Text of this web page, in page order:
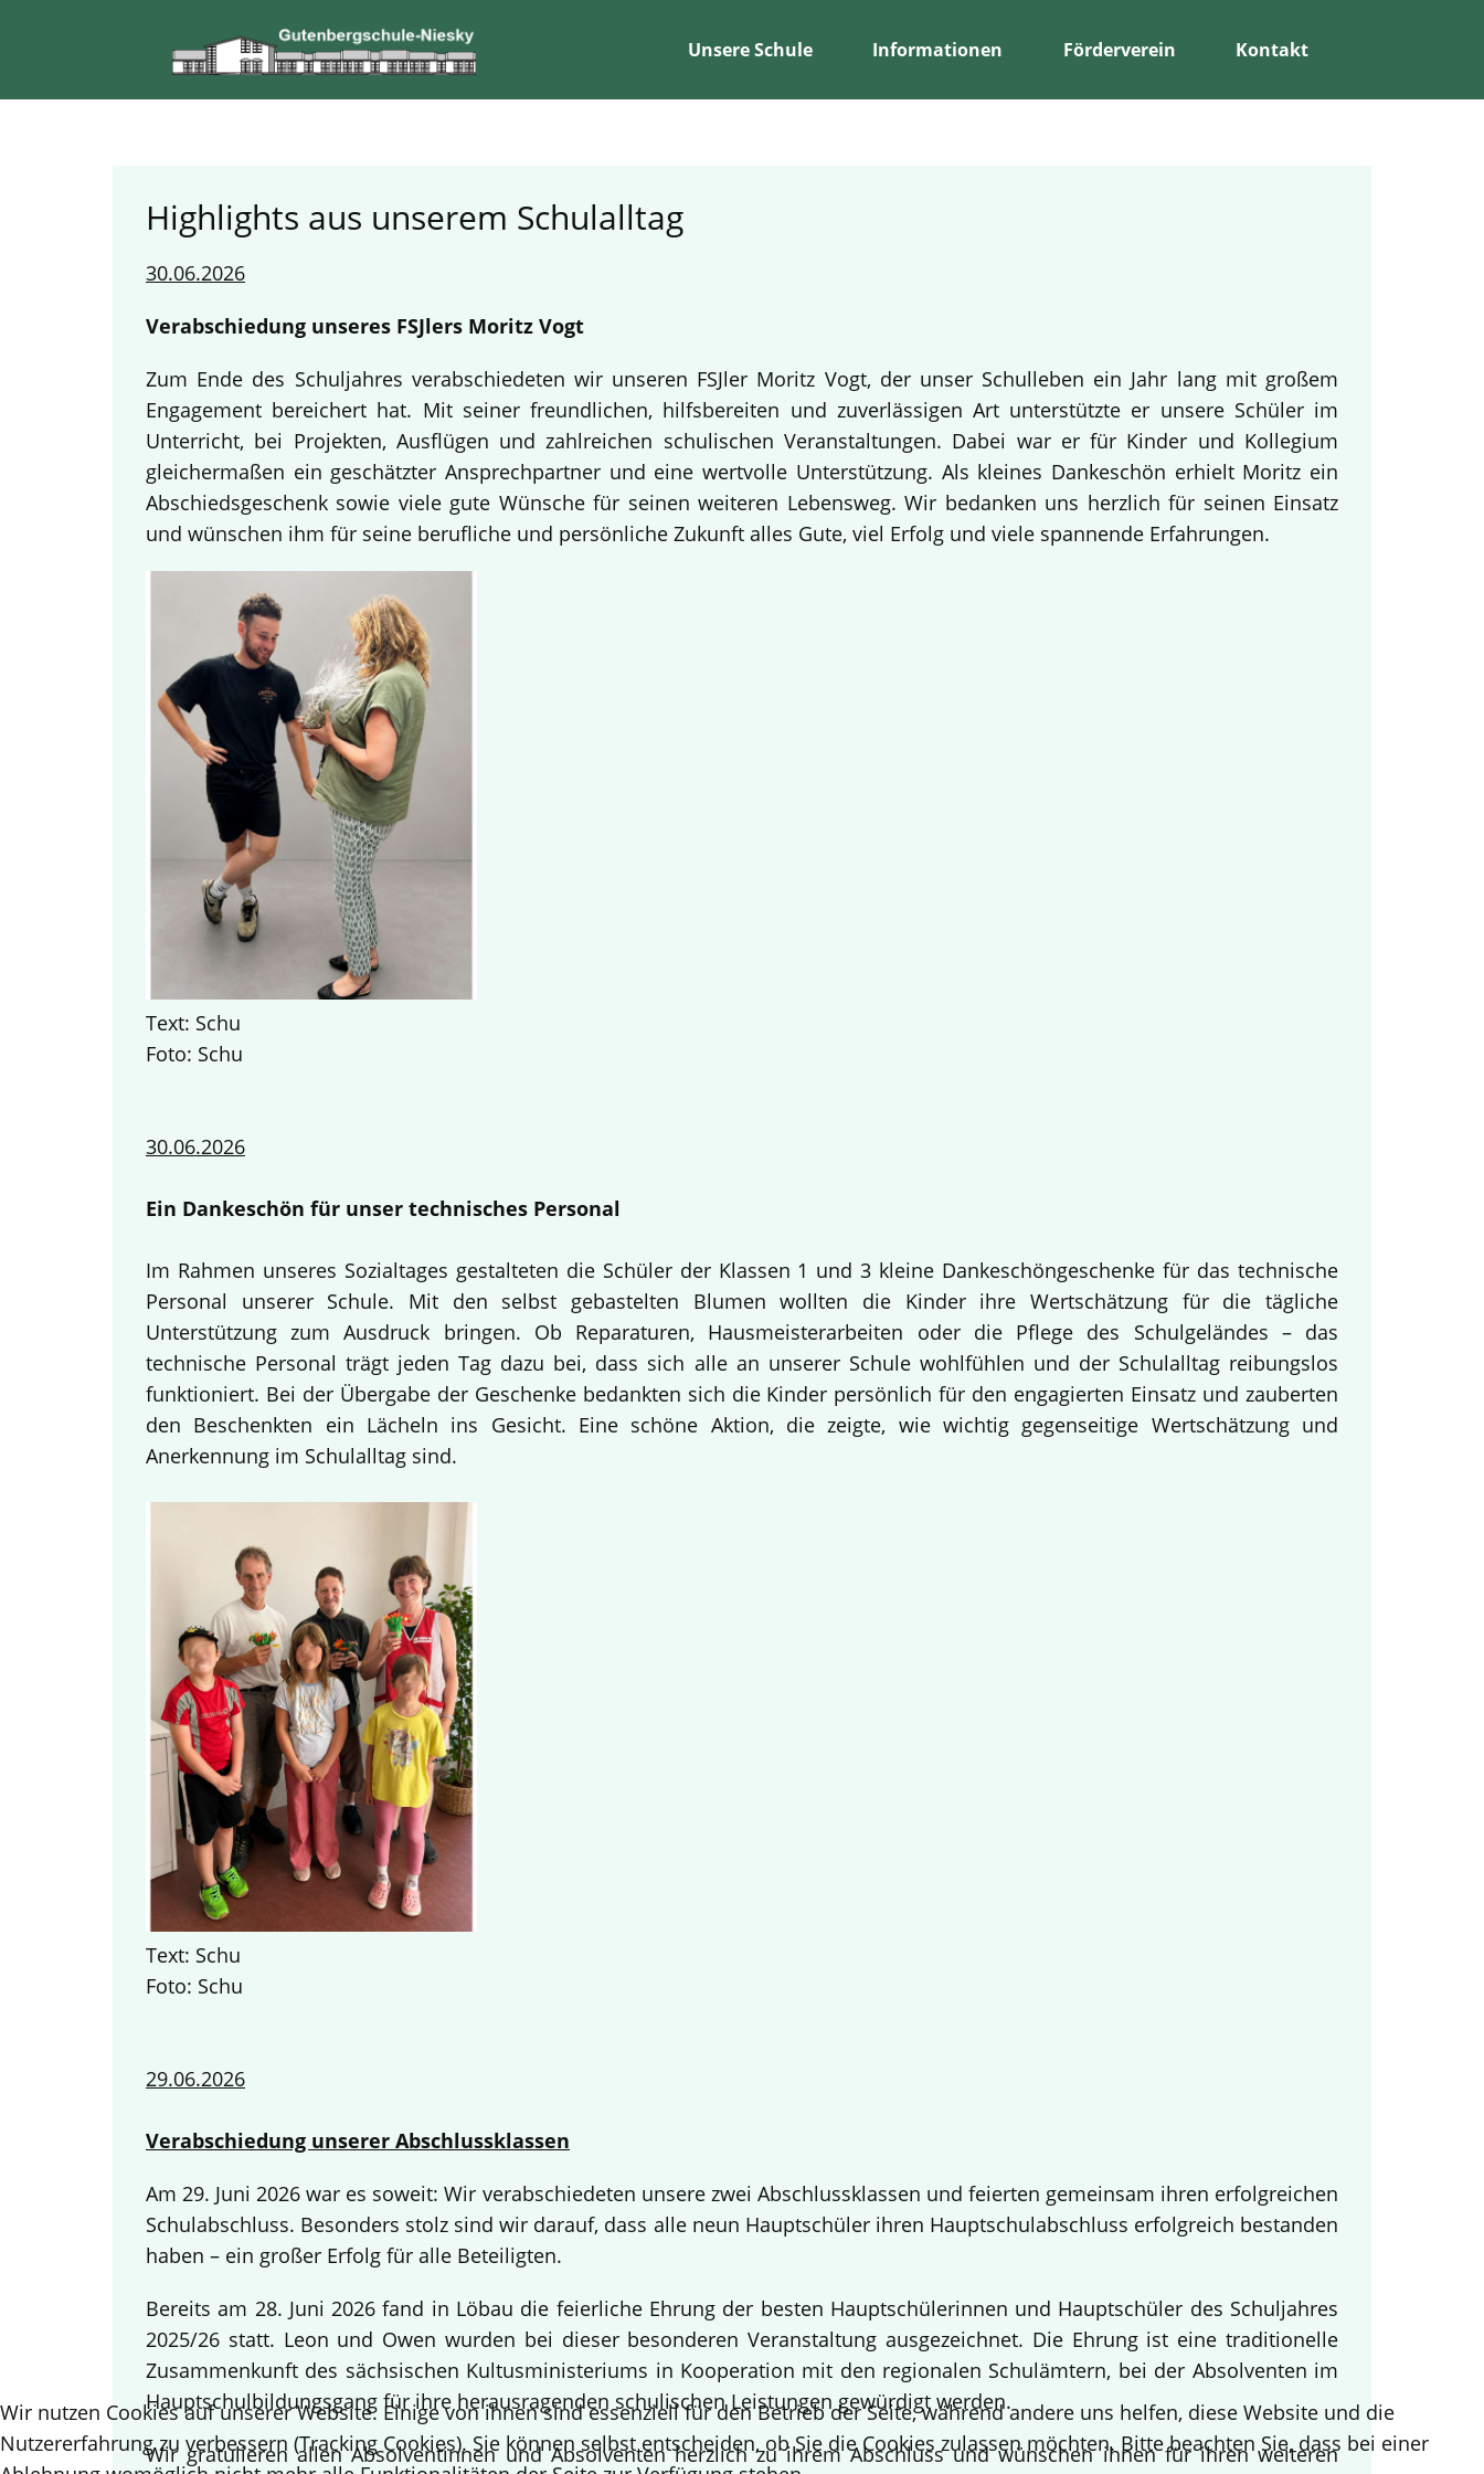
Unsere Schule Informationen Förderverein Kontakt
Highlights aus unserem Schulalltag
30.06.2026
Verabschiedung unseres FSJlers Moritz Vogt
Zum Ende des Schuljahres verabschiedeten wir unseren FSJler Moritz Vogt, der unser Schulleben ein Jahr lang mit großem
Engagement bereichert hat. Mit seiner freundlichen, hilfsbereiten und zuverlässigen Art unterstützte er unsere Schüler im
Unterricht, bei Projekten, Ausflügen und zahlreichen schulischen Veranstaltungen. Dabei war er für Kinder und Kollegium
gleichermaßen ein geschätzter Ansprechpartner und eine wertvolle Unterstützung. Als kleines Dankeschön erhielt Moritz ein
Abschiedsgeschenk sowie viele gute Wünsche für seinen weiteren Lebensweg. Wir bedanken uns herzlich für seinen Einsatz
und wünschen ihm für seine berufliche und persönliche Zukunft alles Gute, viel Erfolg und viele spannende Erfahrungen.
Text: Schu
Foto: Schu
30.06.2026
Ein Dankeschön für unser technisches Personal
Im Rahmen unseres Sozialtages gestalteten die Schüler der Klassen 1 und 3 kleine Dankeschöngeschenke für das technische
Personal unserer Schule. Mit den selbst gebastelten Blumen wollten die Kinder ihre Wertschätzung für die tägliche
Unterstützung zum Ausdruck bringen. Ob Reparaturen, Hausmeisterarbeiten oder die Pflege des Schulgeländes – das
technische Personal trägt jeden Tag dazu bei, dass sich alle an unserer Schule wohlfühlen und der Schulalltag reibungslos
funktioniert. Bei der Übergabe der Geschenke bedankten sich die Kinder persönlich für den engagierten Einsatz und zauberten
den Beschenkten ein Lächeln ins Gesicht. Eine schöne Aktion, die zeigte, wie wichtig gegenseitige Wertschätzung und
Anerkennung im Schulalltag sind.
Text: Schu
Foto: Schu
29.06.2026
Verabschiedung unserer Abschlussklassen
Am 29. Juni 2026 war es soweit: Wir verabschiedeten unsere zwei Abschlussklassen und feierten gemeinsam ihren erfolgreichen
Schulabschluss. Besonders stolz sind wir darauf, dass alle neun Hauptschüler ihren Hauptschulabschluss erfolgreich bestanden
haben – ein großer Erfolg für alle Beteiligten.
Bereits am 28. Juni 2026 fand in Löbau die feierliche Ehrung der besten Hauptschülerinnen und Hauptschüler des Schuljahres
2025/26 statt. Leon und Owen wurden bei dieser besonderen Veranstaltung ausgezeichnet. Die Ehrung ist eine traditionelle
Zusammenkunft des sächsischen Kultusministeriums in Kooperation mit den regionalen Schulämtern, bei der Absolventen im
Hauptschulbildungsgang für ihre herausragenden schulischen Leistungen gewürdigt werden.
Wir gratulieren allen Absolventinnen und Absolventen herzlich zu ihrem Abschluss und wünschen ihnen für ihren weiteren
Wir nutzen Cookies auf unserer Website. Einige von ihnen sind essenziell für den Betrieb der Seite, während andere uns helfen, diese Website und die
Nutzererfahrung zu verbessern (Tracking Cookies). Sie können selbst entscheiden, ob Sie die Cookies zulassen möchten. Bitte beachten Sie, dass bei einer